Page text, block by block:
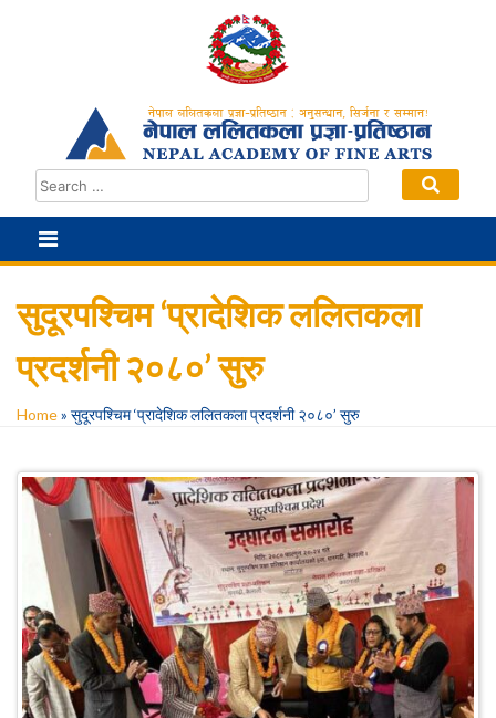
सुदूरपश्चिम ‘प्रादेशिक ललितकला
प्रदर्शनी २०८०’ सुरु
Home» सुदूरपश्चिम ‘प्रादेशिक ललितकला प्रदर्शनी २०८०’ सुरु